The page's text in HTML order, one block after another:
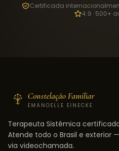
Certificada
4.9 · 500+
Constelação Familiar
EMANOELLE EINECKE
Terapeuta Sistêmica
Atende todo o Brasil e exterior
via videochamada.